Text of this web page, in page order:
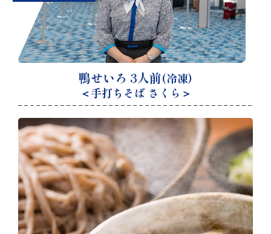
鴨せいろ 3人前(冷凍)
＜手打ちそば さくら＞